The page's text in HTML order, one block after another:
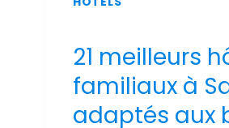
21 meilleurs
familiaux à
adaptés aux